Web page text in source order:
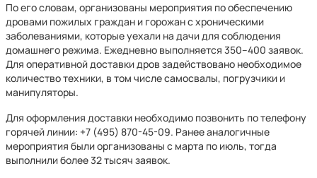
По его словам, организованы мероприятия по обеспечению
дровами пожилых граждан и горожан с хроническими
заболеваниями, которые уехали на дачи для соблюдения
домашнего режима. Ежедневно выполняется 350–400 заявок.
Для оперативной доставки дров задействовано необходимое
количество техники, в том числе самосвалы, погрузчики и
манипуляторы.
Для оформления доставки необходимо позвонить по телефону
горячей линии: +7 (495) 870-45-09. Ранее аналогичные
мероприятия были организованы с марта по июль, тогда
выполнили более 32 тысяч заявок.